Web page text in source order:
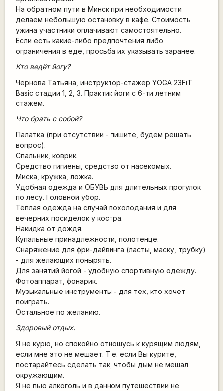
На обратном пути в Минск при необходимости
делаем небольшую остановку в кафе. Стоимость
ужина участники оплачивают самостоятельно.
Если есть какие-либо предпочтения либо
ограничения в еде, просьба их указывать заранее.
Кто ведёт йогу?
Чернова Татьяна, инструктор-стажер YOGA 23FiT
Basic стадии 1, 2, 3. Практик йоги с 6-ти летним
стажем.
Что брать с собой?
Палатка (при отсутствии - пишите, будем решать
вопрос).
Спальник, коврик.
Средство гигиены, средство от насекомых.
Миска, кружка, ложка.
Удобная одежда и ОБУВЬ для длительных прогулок
по лесу. Головной убор.
Тёплая одежда на случай похолодания и для
вечерних посиделок у костра.
Накидка от дождя.
Купальные принадлежности, полотенце.
Снаряжение для фри-дайвинга (ласты, маску, трубку)
- для желающих понырять.
Для занятий йогой - удобную спортивную одежду.
Фотоаппарат, фонарик.
Музыкальные инструменты - для тех, кто хочет
поиграть.
Остальное по желанию.
Здоровый отдых.
Я не курю, но спокойно отношусь к курящим людям,
если мне это не мешает. Т.е. если Вы курите,
постарайтесь сделать так, чтобы дым не мешал
окружающим.
Я не пью алкоголь и в данном путешествии не